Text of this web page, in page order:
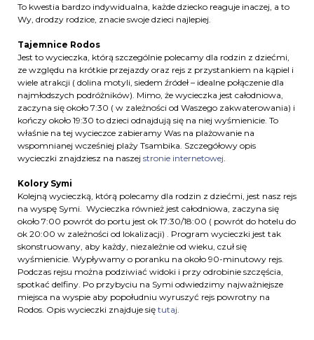
To kwestia bardzo indywidualna, każde dziecko reaguje inaczej, a to
Wy, drodzy rodzice, znacie swoje dzieci najlepiej.
Tajemnice Rodos
Jest to wycieczka, którą szczególnie polecamy dla rodzin z dziećmi,
ze względu na krótkie przejazdy oraz rejs z przystankiem na kąpiel i
wiele atrakcji ( dolina motyli, siedem źródeł – idealne połączenie dla
najmłodszych podróżników). Mimo, że wycieczka jest całodniowa,
zaczyna się około 7:30 ( w zależności od Waszego zakwaterowania) i
kończy około 19:30 to dzieci odnajdują się na niej wyśmienicie. To
właśnie na tej wycieczce zabieramy Was na plażowanie na
wspomnianej wcześniej plaży Tsambika. Szczegółowy opis
wycieczki znajdziesz na naszej stronie internetowej
Kolory Symi
Kolejną wycieczką, którą polecamy dla rodzin z dziećmi, jest nasz rejs
na wyspę Symi. Wycieczka również jest całodniowa, zaczyna się
około 7:00 powrót do portu jest ok 17:30/18:00 ( powrót do hotelu do
ok 20:00 w zależności od lokalizacji) . Program wycieczki jest tak
skonstruowany, aby każdy, niezależnie od wieku, czuł się
wyśmienicie. Wypływamy o poranku na około 90-minutowy rejs.
Podczas rejsu można podziwiać widoki i przy odrobinie szczęścia,
spotkać delfiny. Po przybyciu na Symi odwiedzimy najważniejsze
miejsca na wyspie aby popołudniu wyruszyć rejs powrotny na
Rodos. Opis wycieczki znajduje się tutaj